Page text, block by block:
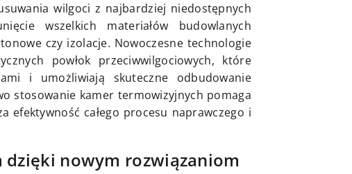
wilgoci z najbardziej niedostępnych
wszelkich materiałów budowlanych
czy izolacje. Nowoczesne technologie
powłok przeciwwilgociowych, które
i umożliwiają skuteczne odbudowanie
stosowanie kamer termowizyjnych pomaga
efektywność całego procesu naprawczego i
nowym rozwiązaniom